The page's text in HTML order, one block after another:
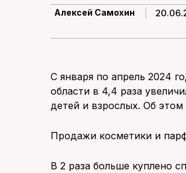
Алексей Самохин
С января по апрель 2024
области в 4,4 раза
детей и взрослых. Об этом
Продажи косметики и
В 2 раза больше куплено